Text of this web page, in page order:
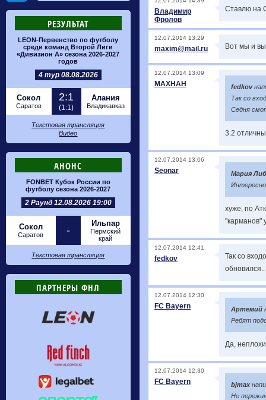
РЕЗУЛЬТАТ
LEON-Первенство по футболу
среди команд Второй Лиги
«Дивизион А» сезона 2026-2027
годов
4 тур 08.08.2026
Сокол
Саратов
2:1
(1:1)
Алания
Владикавказ
Текстовая трансляция
Видео
АНОНС
FONBET Кубок России по
футболу сезона 2026-2027
2 Раунд 12.08.2026 19:00
Сокол
Саратов -
Ильпар
Пермский
край
Текстовая трансляция
ПАРТНЕРЫ ФНЛ
Владимир
Фролов
Ставлю на
12.07.2014 13:29
maxim@mail.ru Вот мы и
12.07.2014 13:09
MAXHAH fedkov
Так со
Седня
3.2
12.07.2014 13:06
Seonar
Мария
Интересно
хуже, по
"карманов"
12.07.2014 12:41
fedkov
Так со
12.07.2014 12:30
FC Bayern Артемий
Ребят
Да,
12.07.2014 12:30
FC Bayern bjmax
Не